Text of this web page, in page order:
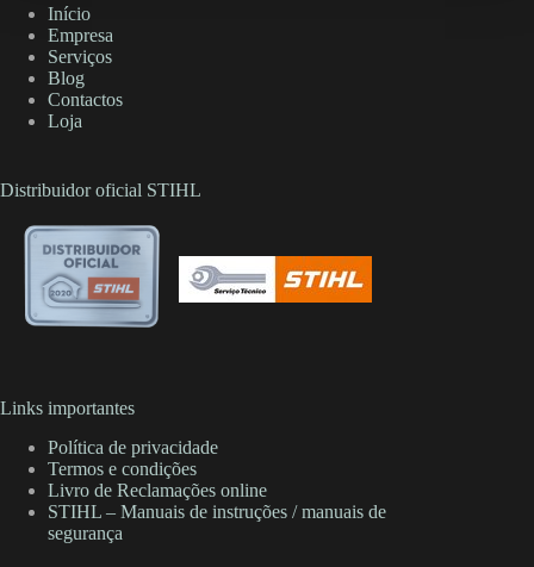
Início
Empresa
Serviços
Blog
Contactos
Loja
Distribuidor oficial STIHL
Links importantes
Política de privacidade
Termos e condições
Livro de Reclamações online
STIHL – Manuais de instruções / manuais de
segurança